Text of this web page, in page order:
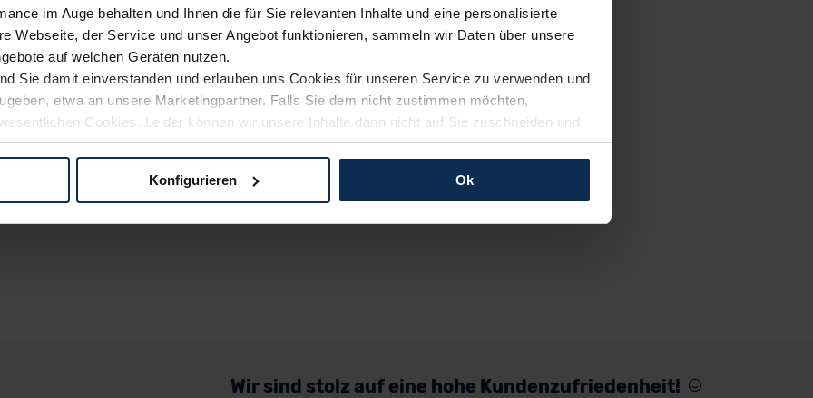
im Auge behalten und Ihnen die für Sie relevanten Inhalte und eine personalisierte
Webseite, der Service und unser Angebot funktionieren, sammeln wir Daten über unsere
auf welchen Geräten nutzen.
Sie damit einverstanden und erlauben uns Cookies für unseren Service zu verwenden und
etwa an unsere Marketingpartner. Falls Sie dem nicht zustimmen möchten,
Cookies. Leider können wir unsere Inhalte dann nicht auf Sie zuschneiden und
Weg zu Ihrem Neuwagen unterstützen. Sie können die Einstellungen jederzeit anpassen
Konfigurieren Ok
Wir sind stolz auf eine hohe Kundenzufriedenheit!